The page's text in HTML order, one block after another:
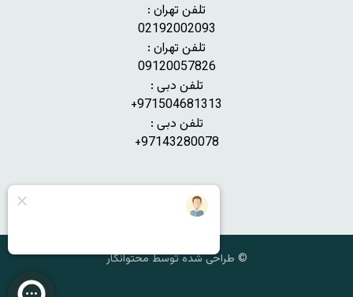
تلفن تهران :
02192002093
تلفن تهران :
09120057826
تلفن دبی :
971504681313+
تلفن دبی :
97143280078+
© طراحی شده توسط محتوانگار